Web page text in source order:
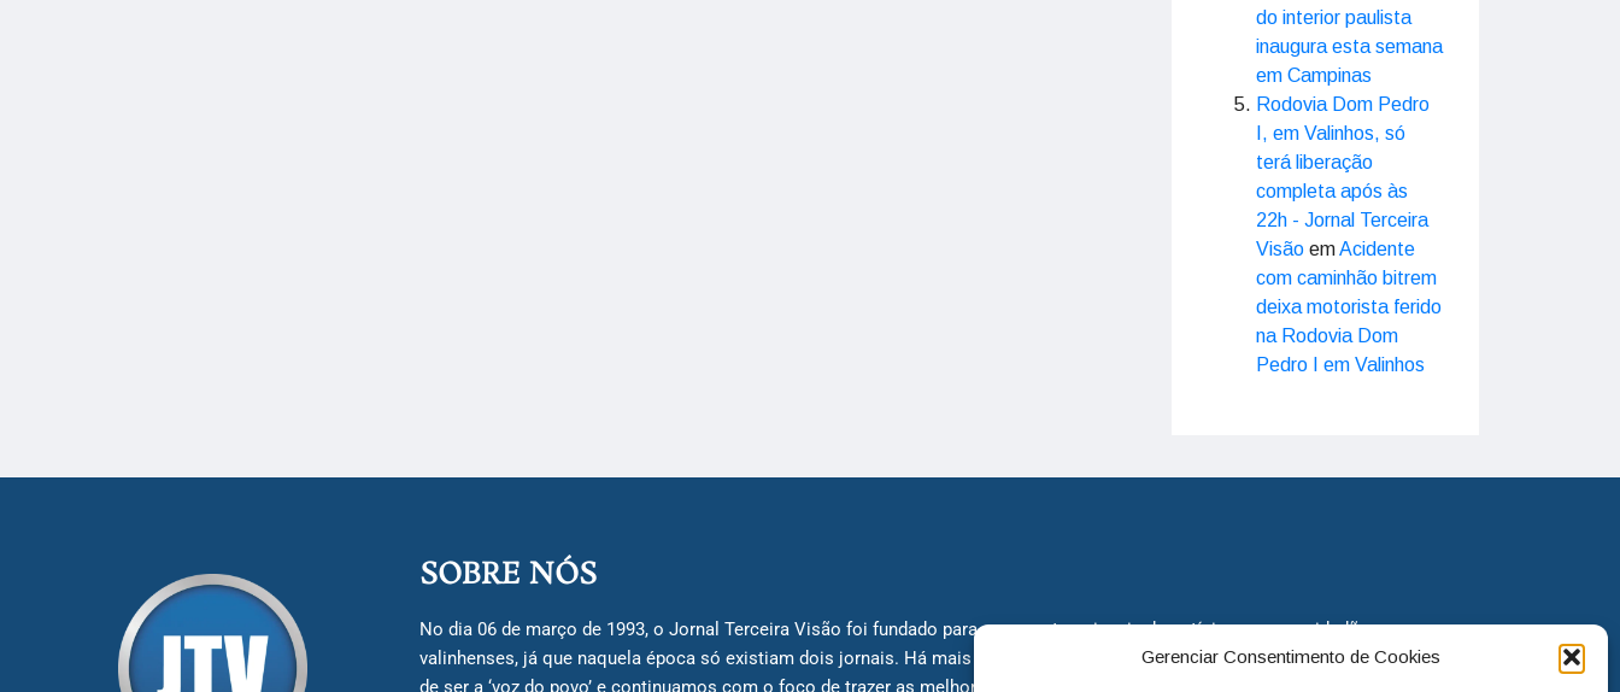
Gerenciar Consentimento de Cookies
do interior paulista
inaugura esta semana
em Campinas
Rodovia Dom Pedro
I, em Valinhos, só
terá liberação
completa após às
22h - Jornal Terceira
Visão emAcidente
com caminhão bitrem
deixa motorista ferido
na Rodovia Dom
Pedro I em Valinhos
SOBRE NÓS
No dia 06 de março de 1993, o Jornal Terceira Visão foi fundado para ser uma terceira via de notícias para os cidadãos
valinhenses, já que naquela época só existiam dois jornais. Há mais de 30 anos, o jornal continua assumindo o papel
de ser a ‘voz do povo’ e continuamos com o foco de trazer as melhores notícias. Nunca deixamos de lado as